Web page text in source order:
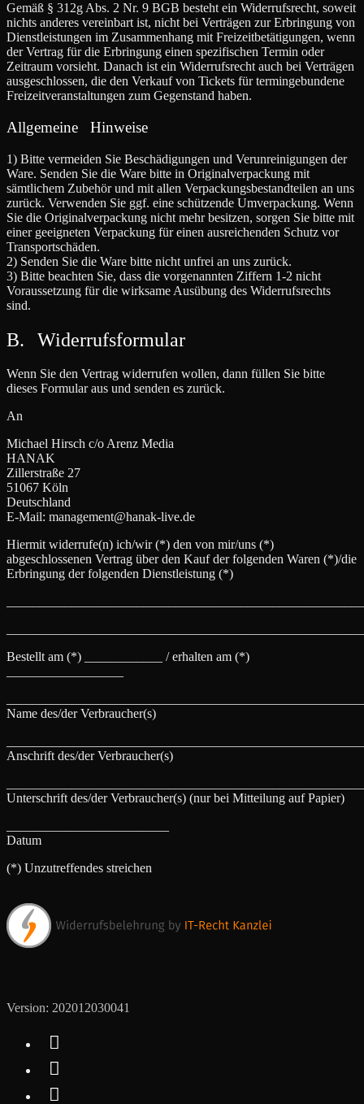
Gemäß § 312g Abs. 2 Nr. 9 BGB besteht ein Widerrufsrecht, soweit
nichts anderes vereinbart ist, nicht bei Verträgen zur Erbringung von
Dienstleistungen im Zusammenhang mit Freizeitbetätigungen, wenn
der Vertrag für die Erbringung einen spezifischen Termin oder
Zeitraum vorsieht. Danach ist ein Widerrufsrecht auch bei Verträgen
ausgeschlossen, die den Verkauf von Tickets für termingebundene
Freizeitveranstaltungen zum Gegenstand haben.
Allgemeine Hinweise
1) Bitte vermeiden Sie Beschädigungen und Verunreinigungen der
Ware. Senden Sie die Ware bitte in Originalverpackung mit
sämtlichem Zubehör und mit allen Verpackungsbestandteilen an uns
zurück. Verwenden Sie ggf. eine schützende Umverpackung. Wenn
Sie die Originalverpackung nicht mehr besitzen, sorgen Sie bitte mit
einer geeigneten Verpackung für einen ausreichenden Schutz vor
Transportschäden.
2) Senden Sie die Ware bitte nicht unfrei an uns zurück.
3) Bitte beachten Sie, dass die vorgenannten Ziffern 1-2 nicht
Voraussetzung für die wirksame Ausübung des Widerrufsrechts
sind.
B. Widerrufsformular
Wenn Sie den Vertrag widerrufen wollen, dann füllen Sie bitte
dieses Formular aus und senden es zurück.
An
Michael Hirsch c/o Arenz Media
HANAK
Zillerstraße 27
51067 Köln
Deutschland
E-Mail: management@hanak-live.de
Hiermit widerrufe(n) ich/wir (*) den von mir/uns (*)
abgeschlossenen Vertrag über den Kauf der folgenden Waren (*)/die
Erbringung der folgenden Dienstleistung (*)
Bestellt am (*) ____________ / erhalten am (*)
Name des/der Verbraucher(s)
Anschrift des/der Verbraucher(s)
Unterschrift des/der Verbraucher(s) (nur bei Mitteilung auf Papier)
Datum
(*) Unzutreffendes streichen
Version: 202012030041


